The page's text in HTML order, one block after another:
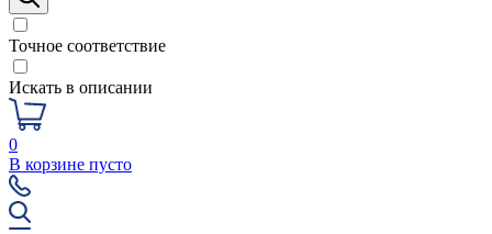
Точное соответствие
Искать в описании
0
В корзине пусто